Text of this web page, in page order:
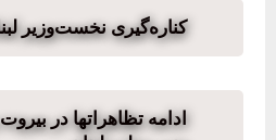
کناره‌گیری نخست‌وزیر
ادامه تظاهراتها در